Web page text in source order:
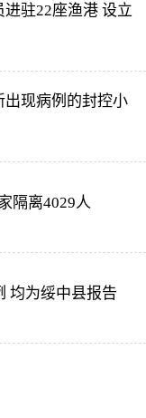
驻22座渔港 设立
出现病例的封控小
隔离4029人
均为绥中县报告